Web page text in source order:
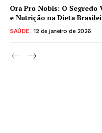
Ora Pro Nobis: O Segredo
e Nutrição na Dieta
SAÚDE 12 de janeiro de 2026